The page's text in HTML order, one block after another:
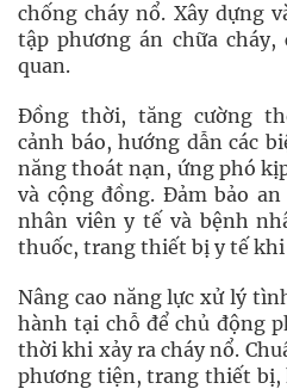
chống cháy nổ. Xây dựng
tập phương án chữa cháy,
quan.
Đồng thời, tăng cường
cảnh báo, hướng dẫn các
năng thoát nạn, ứng phó
và cộng đồng. Đảm bảo
nhân viên y tế và bệnh
thuốc, trang thiết bị y tế khi
Nâng cao năng lực xử lý
hành tại chỗ để chủ động
thời khi xảy ra cháy nổ.
phương tiện, trang thiết bị,